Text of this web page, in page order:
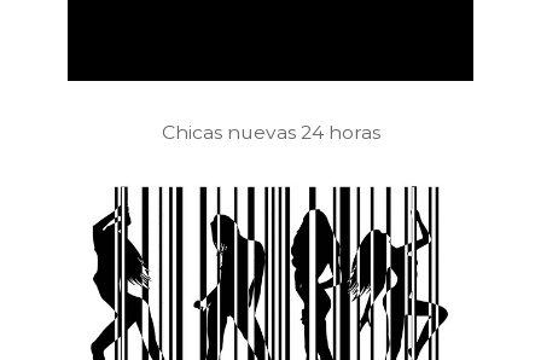
Chicas nuevas 24 horas